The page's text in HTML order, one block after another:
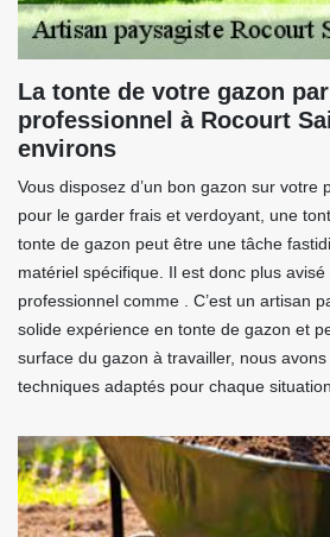
La tonte de votre gazon
professionnel à Rocourt
environs
Vous disposez d’un bon gazon sur votre
pour le garder frais et verdoyant, une
tonte de gazon peut être une tâche
matériel spécifique. Il est donc plus
professionnel comme . C’est un artisan
solide expérience en tonte de gazon et
surface du gazon à travailler, nous
techniques adaptés pour chaque situation.